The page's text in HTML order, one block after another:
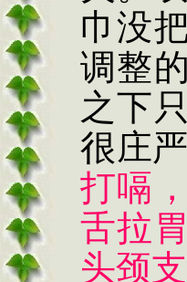
巾没
调整
之下
很庄
打嗝
舌拉
头颈